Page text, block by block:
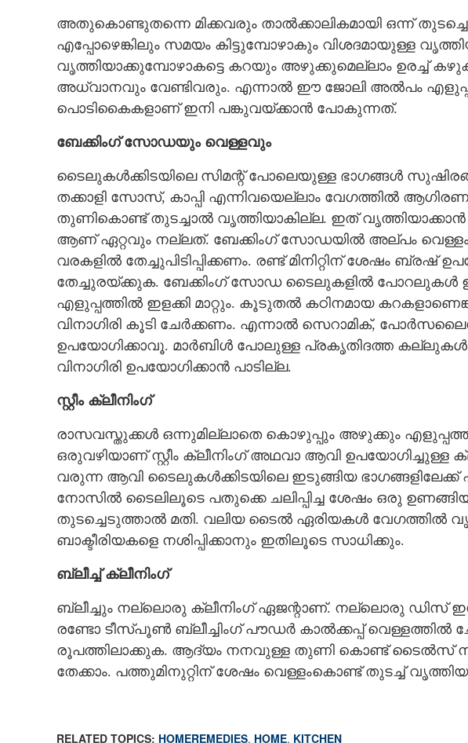
അതുകൊണ്ടുതന്നെ മിക്കവരും താല്‍ക്കാലികമായി ഒന്ന്
എപ്പോഴെങ്കിലും സമയം കിട്ടുമ്പോഴാകും വിശദമായുള്ള
വൃത്തിയാക്കുമ്പോഴാകട്ടെ കറയും അഴുക്കുമെല്ലാം ഉരച്ച്
അധ്വാനവും വേണ്ടിവരും. എന്നാൽ ഈ ജോലി അല്‍പം
പൊടികൈകളാണ് ഇനി പങ്കുവയ്ക്കാൻ പോകുന്നത്.
ബേക്കിംഗ് സോഡയും വെള്ളവും
ടൈലുകൾക്കിടയിലെ സിമന്റ് പോലെയുള്ള ഭാഗങ്ങൾ
തക്കാളി സോസ്, കാപ്പി എന്നിവയെല്ലാം വേഗത്തിൽ
തുണികൊണ്ട് തുടച്ചാൽ വൃത്തിയാകില്ല. ഇത്
ആണ് ഏറ്റവും നല്ലത്. ബേക്കിംഗ് സോഡയിൽ അല്പം വെള്ളം
വരകളിൽ തേച്ചുപിടിപ്പിക്കണം. രണ്ട് മിനിറ്റിന് ശേഷം ബ്രഷ്
തേച്ചുരയ്ക്കുക. ബേക്കിംഗ് സോഡ ടൈലുകളിൽ പോറലുകൾ
എളുപ്പത്തിൽ ഇളക്കി മാറ്റും. കൂടുതൽ കഠിനമായ
വിനാഗിരി കൂടി ചേർക്കണം. എന്നാൽ സെറാമിക്,
ഉപയോഗിക്കാവൂ. മാർബിൾ പോലുള്ള പ്രകൃതിദത്ത കല്ലുകൾ
വിനാഗിരി ഉപയോഗിക്കാൻ പാടില്ല.
സ്റ്റീം ക്ലീനിംഗ്
രാസവസ്തുക്കൾ ഒന്നുമില്ലാതെ കൊഴുപ്പും അഴുക്കും
ഒരുവഴിയാണ് സ്റ്റീം ക്ലീനിംഗ് അഥവാ ആവി ഉപയോഗിച്ചുള്ള
വരുന്ന ആവി ടൈലുകൾക്കിടയിലെ ഇടുങ്ങിയ ഭാഗങ്ങളിലേക്ക്
നോസിൽ ടൈലിലൂടെ പതുക്കെ ചലിപ്പിച്ച ശേഷം ഒരു
തുടച്ചെടുത്താൽ മതി. വലിയ ടൈൽ ഏരിയകൾ വേഗത്തിൽ
ബാക്ടീരിയകളെ നശിപ്പിക്കാനും ഇതിലൂടെ സാധിക്കും.
ബ്ലീച്ച് ക്ലീനിംഗ്
ബ്ലീച്ചും നല്ലൊരു ക്ലീനിംഗ് ഏജന്റാണ്. നല്ലൊരു ഡിസ്
രണ്ടോ ടീസ്പൂണ്‍ ബ്ലീച്ചിംഗ് പൗഡര്‍ കാല്‍ക്കപ്പ് വെള്ളത്തില്‍
രൂപത്തിലാക്കുക. ആദ്യം നനവുള്ള തുണി കൊണ്ട് ടൈല്‍സ്
തേക്കാം. പത്തുമിനുറ്റിന് ശേഷം വെള്ളംകൊണ്ട് തുടച്ച്
RELATED TOPICS: HOMEREMEDIES, HOME, KITCHEN
അടുക്കളയിലെ ടൈലുകളില്‍